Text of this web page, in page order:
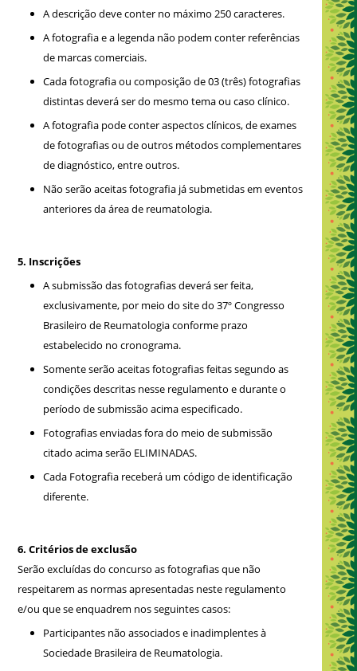
A descrição deve conter no máximo 250 caracteres.
A fotografia e a legenda não podem conter referências
de marcas comerciais.
Cada fotografia ou composição de 03 (três) fotografias
distintas deverá ser do mesmo tema ou caso clínico.
A fotografia pode conter aspectos clínicos, de exames
de fotografias ou de outros métodos complementares
de diagnóstico, entre outros.
Não serão aceitas fotografia já submetidas em eventos
anteriores da área de reumatologia.
5. Inscrições
A submissão das fotografias deverá ser feita,
exclusivamente, por meio do site do 37º Congresso
Brasileiro de Reumatologia conforme prazo
estabelecido no cronograma.
Somente serão aceitas fotografias feitas segundo as
condições descritas nesse regulamento e durante o
período de submissão acima especificado.
Fotografias enviadas fora do meio de submissão
citado acima serão ELIMINADAS.
Cada Fotografia receberá um código de identificação
diferente.
6. Critérios de exclusão
Serão excluídas do concurso as fotografias que não
respeitarem as normas apresentadas neste regulamento
e/ou que se enquadrem nos seguintes casos:
Participantes não associados e inadimplentes à
Sociedade Brasileira de Reumatologia.